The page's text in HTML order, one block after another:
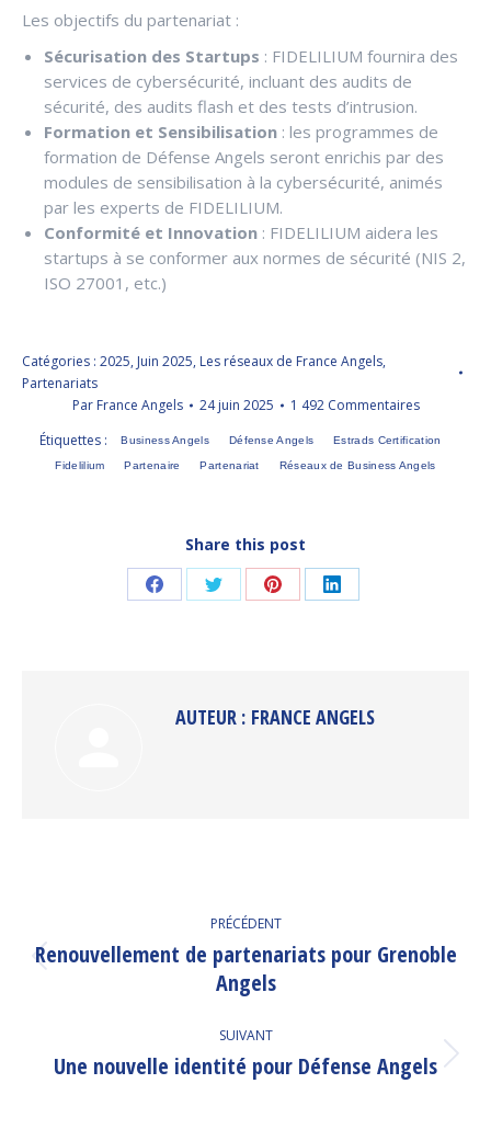
Les objectifs du partenariat :
Sécurisation des Startups : FIDELILIUM fournira des
services de cybersécurité, incluant des audits de
sécurité, des audits flash et des tests d’intrusion.
Formation et Sensibilisation : les programmes de
formation de Défense Angels seront enrichis par des
modules de sensibilisation à la cybersécurité, animés
par les experts de FIDELILIUM.
Conformité et Innovation : FIDELILIUM aidera les
startups à se conformer aux normes de sécurité (NIS 2,
ISO 27001, etc.)
Catégories : 2025, Juin 2025, Les réseaux de France Angels,
Partenariats
Par France Angels 24 juin 2025
1 492 Commentaires
Étiquettes :
Business Angels Défense Angels Estrads Certification
Fidelilium Partenaire Partenariat Réseaux de Business Angels
Share this post
PartagerPartagerPartagerPartager
AUTEUR : FRANCE ANGELS
ARTICLE
PRÉCÉDENT
Article
précédent
Renouvellement de partenariats pour Grenoble
Angels
SUIVANT
Article
Une nouvelle identité pour Défense Angels